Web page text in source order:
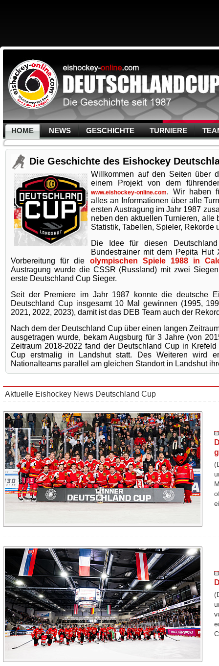
HOME NEWS GESCHICHTE TURNIERE
Die Geschichte des Eishockey
Willkommen auf den Seiten über
einem Projekt von dem
www.eishockey-online.com. Wir haben
alles an Informationen über alle
ersten Austragung im Jahr 1987
neben den aktuellen Turnieren, alle
Statistik, Tabellen, Spieler, Rekorde
Die Idee für diesen
Bundestrainer mit dem Pepita
Vorbereitung für die olympischen Spiele 1988 in
Austragung wurde die CSSR (Russland) mit zwei
erste Deutschland Cup Sieger.
Seit der Premiere im Jahr 1987 konnte die deutsche
Deutschland Cup insgesamt 10 Mal gewinnen (1995,
2021, 2022, 2023), damit ist das DEB Team auch der
Nach dem der Deutschland Cup über einen langen
ausgetragen wurde, bekam Augsburg für 3 Jahre (von
Zeitraum 2018-2022 fand der Deutschland Cup in
Cup erstmalig in Landshut statt. Des Weiteren wird
Nationalteams parallel am gleichen Standort in Landshut
Aktuelle Eishockey News Deutschland Cup